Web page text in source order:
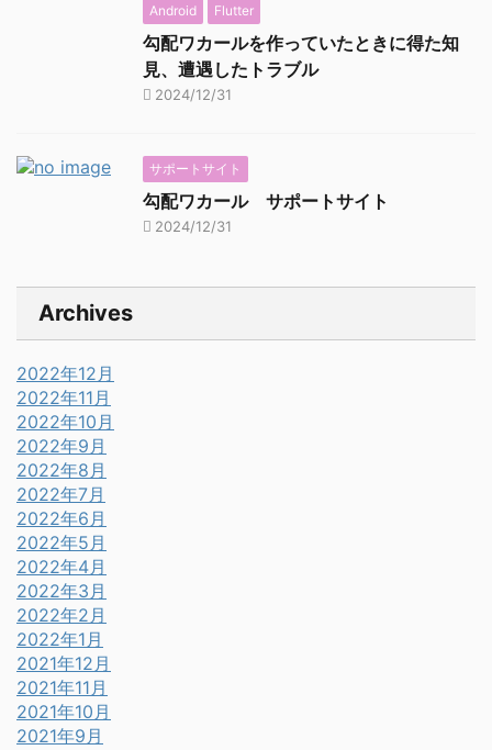
Android Flutter
勾配ワカールを作っていたときに得た知
見、遭遇したトラブル
2024/12/31
サポートサイト
勾配ワカール サポートサイト
2024/12/31
Archives
2022年12月
2022年11月
2022年10月
2022年9月
2022年8月
2022年7月
2022年6月
2022年5月
2022年4月
2022年3月
2022年2月
2022年1月
2021年12月
2021年11月
2021年10月
2021年9月